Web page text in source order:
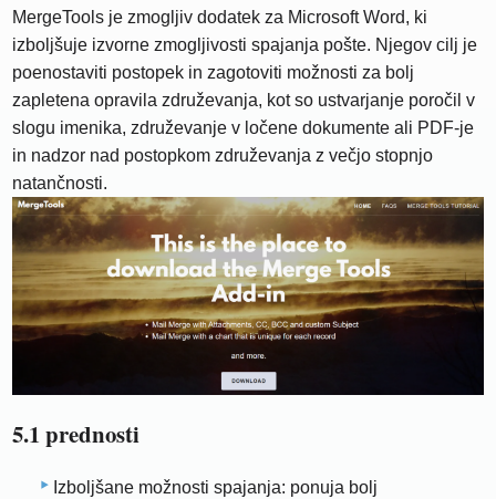
MergeTools je zmogljiv dodatek za Microsoft Word, ki
izboljšuje izvorne zmogljivosti spajanja pošte. Njegov cilj je
poenostaviti postopek in zagotoviti možnosti za bolj
zapletena opravila združevanja, kot so ustvarjanje poročil v
slogu imenika, združevanje v ločene dokumente ali PDF-je
in nadzor nad postopkom združevanja z večjo stopnjo
natančnosti.
5.1 prednosti
Izboljšane možnosti spajanja: ponuja bolj